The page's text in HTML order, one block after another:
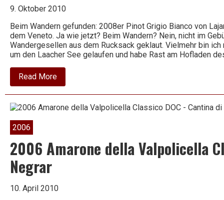
Agricola
9. Oktober 2010
Beim Wandern gefunden: 2008er Pinot Grigio Bianco von
dem Veneto. Ja wie jetzt? Beim Wandern? Nein, nicht im
Wandergesellen aus dem Rucksack geklaut. Vielmehr bin
um den Laacher See gelaufen und habe Rast am Hofladen
Read Moreabout
2008
Pinot
Bianco
2006
2006 Amarone della Valpolicella
Negrar
10. April 2010